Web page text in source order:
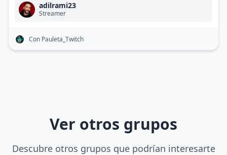
adilrami23
Streamer
Con Pauleta_Twitch
Ver otros grupos
Descubre otros grupos que podrían interesarte